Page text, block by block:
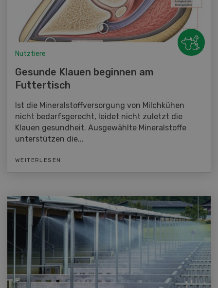
Nutztiere
Gesunde Klauen beginnen am
Futtertisch
Ist die Mineralstoffversorgung von Milchkühen
nicht bedarfsgerecht, leidet nicht zuletzt die
Klauen gesundheit. Ausgewählte Mineralstoffe
unterstützen die...
WEITERLESEN